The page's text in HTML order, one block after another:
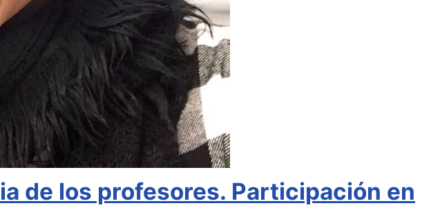
de los profesores. Participación en